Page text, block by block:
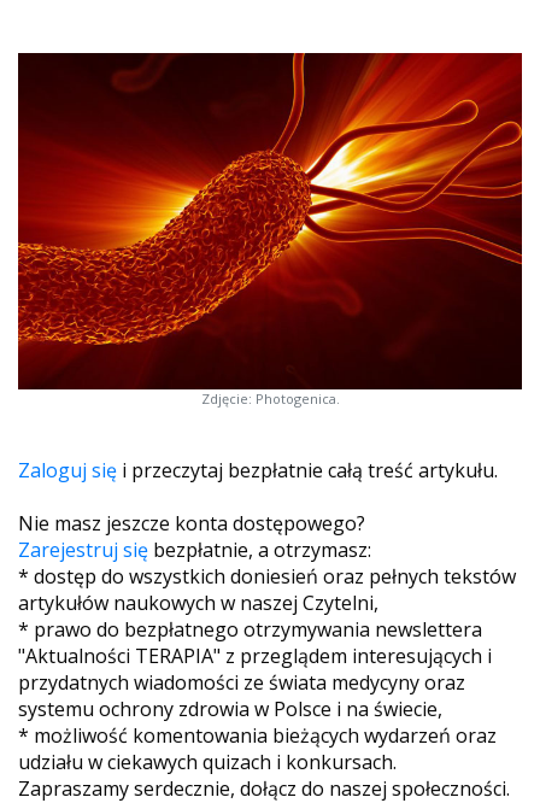
Zdjęcie: Photogenica.
Zaloguj się i przeczytaj bezpłatnie całą treść artykułu.
Nie masz jeszcze konta dostępowego?
Zarejestruj się bezpłatnie, a otrzymasz:
* dostęp do wszystkich doniesień oraz pełnych tekstów
artykułów naukowych w naszej Czytelni,
* prawo do bezpłatnego otrzymywania newslettera
"Aktualności TERAPIA" z przeglądem interesujących i
przydatnych wiadomości ze świata medycyny oraz
systemu ochrony zdrowia w Polsce i na świecie,
* możliwość komentowania bieżących wydarzeń oraz
udziału w ciekawych quizach i konkursach.
Zapraszamy serdecznie, dołącz do naszej społeczności.